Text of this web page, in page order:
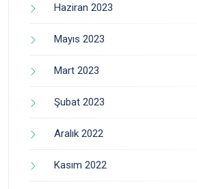
Haziran 2023
Mayıs 2023
Mart 2023
Şubat 2023
Aralık 2022
Kasım 2022